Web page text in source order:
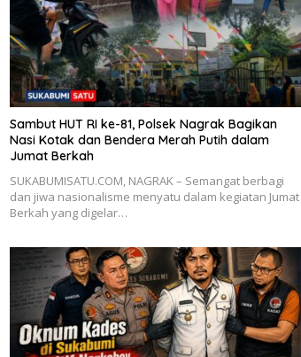
Sambut HUT RI ke-81, Polsek Nagrak Bagikan
Nasi Kotak dan Bendera Merah Putih dalam
Jumat Berkah
SUKABUMISATU.COM, NAGRAK – Semangat berbagi
dan jiwa nasionalisme menyatu dalam kegiatan Jumat
Berkah yang digelar…